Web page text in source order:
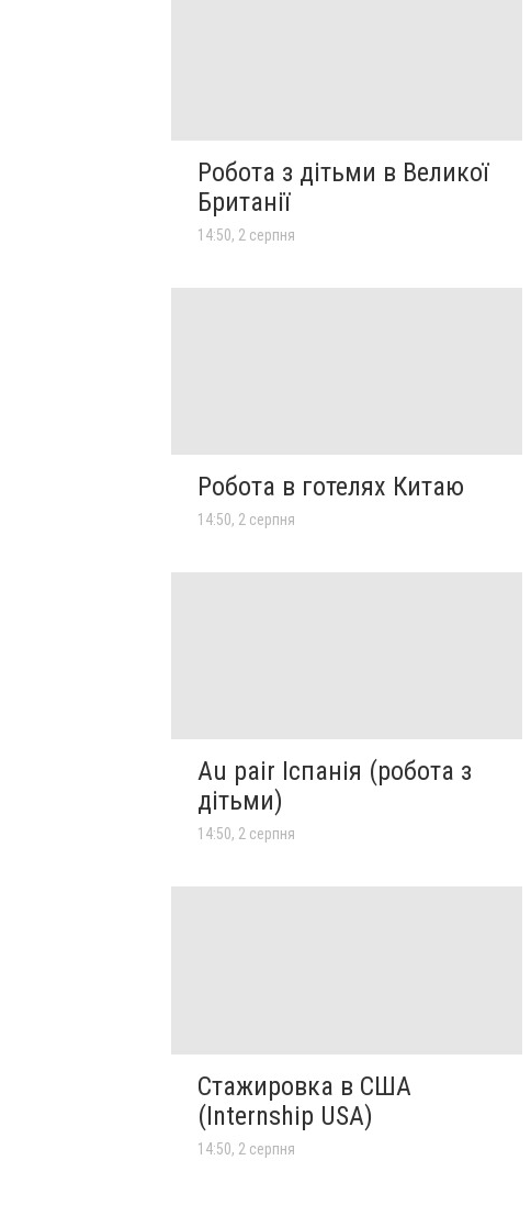
Робота з дітьми в Великої
Британії
14:50, 2 серпня
Робота в готелях Китаю
14:50, 2 серпня
Au pair Іспанія (робота з
дітьми)
14:50, 2 серпня
Стажировка в США
(Internship USA)
14:50, 2 серпня